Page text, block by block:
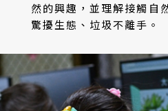
然的興趣，並理解接觸自
驚擾生態、垃圾不離手。